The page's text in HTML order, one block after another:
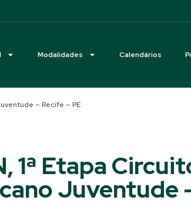
Modalidades Calendários
– Recife – PE
1ª Etapa
Juventude